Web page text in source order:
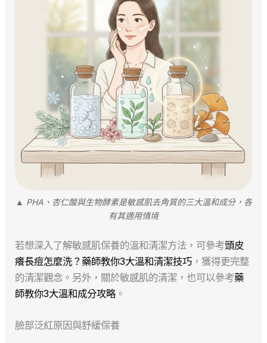
▲ PHA、杏仁酸與生物酵素是敏感肌去角質的三大溫和成分，各
有其適用情境
若想深入了解敏感肌保養的溫和清潔方法，可參考頭皮
癢長痘怎麼洗？藥師教你3大溫和清潔技巧 ，獲得更完整
的清潔觀念。另外，關於敏感肌的清潔，也可以參考藥
師教你3大溫和成分攻略 。
臉部泛紅原因與舒緩保養